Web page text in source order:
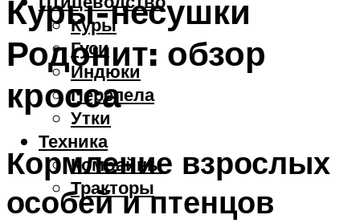
Куры
Гуси
Индюки
Перепела
Утки
Техника
Комбайны
Тракторы
Куры-несушки
Родонит: обзор
кросса
Кормление взрослых
особей и птенцов